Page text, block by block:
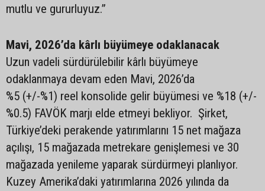
mutlu ve gururluyuz.”
Mavi, 2026’da kârlı büyümeye odaklanacak
Uzun vadeli sürdürülebilir kârlı büyümeye
odaklanmaya devam eden Mavi, 2026’da
%5 (+/-%1) reel konsolide gelir büyümesi ve %18 (+/-
%0.5) FAVÖK marjı elde etmeyi bekliyor. Şirket,
Türkiye’deki perakende yatırımlarını 15 net mağaza
açılışı, 15 mağazada metrekare genişlemesi ve 30
mağazada yenileme yaparak sürdürmeyi planlıyor.
Kuzey Amerika’daki yatırımlarına 2026 yılında da